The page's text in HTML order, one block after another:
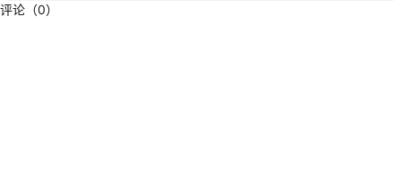
评论（0）